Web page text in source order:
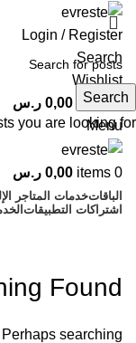
Login / Register
Search
Wishlist
0
items
0,00 ر.س
Menu
0
items
0,00 ر.س
الباقاتخدمات المتاجر
اشتراكات التطبيقات
Found
searching
Search
you are looking for.